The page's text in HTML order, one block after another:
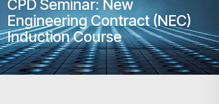
CPD Seminar: New
Engineering Contract (NEC)
Induction Course